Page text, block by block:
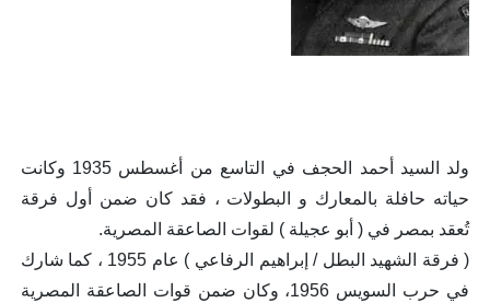
ولد السيد أحمد الحجف في التاسع من أغسطس 1935 وكانت
حياته حافلة بالمعارك و البطولات ، فقد كان ضمن أول فرقة
تُعقد بمصر في ( أبو عجيلة ) لقوات الصاعقة المصرية.
( فرقة الشهيد البطل / إبراهيم الرفاعي ) عام 1955 ، كما شارك
في حرب السويس 1956، وكان ضمن قوات الصاعقة المصرية